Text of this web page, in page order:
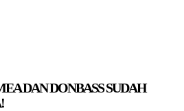
DAN DONBASS SUDAH